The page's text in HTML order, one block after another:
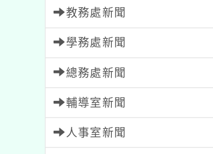
教務處新聞
學務處新聞
總務處新聞
輔導室新聞
人事室新聞